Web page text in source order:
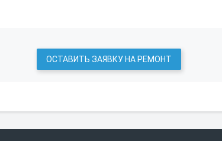
ОСТАВИТЬ ЗАЯВКУ НА РЕМОНТ